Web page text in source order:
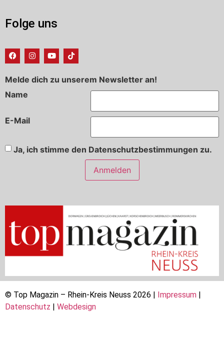
Folge uns
Melde dich zu unserem Newsletter an!
Name
E-Mail
Ja, ich stimme den Datenschutzbestimmungen zu.
Anmelden
© Top Magazin – Rhein-Kreis Neuss 2026 | Impressum |
Datenschutz | Webdesign